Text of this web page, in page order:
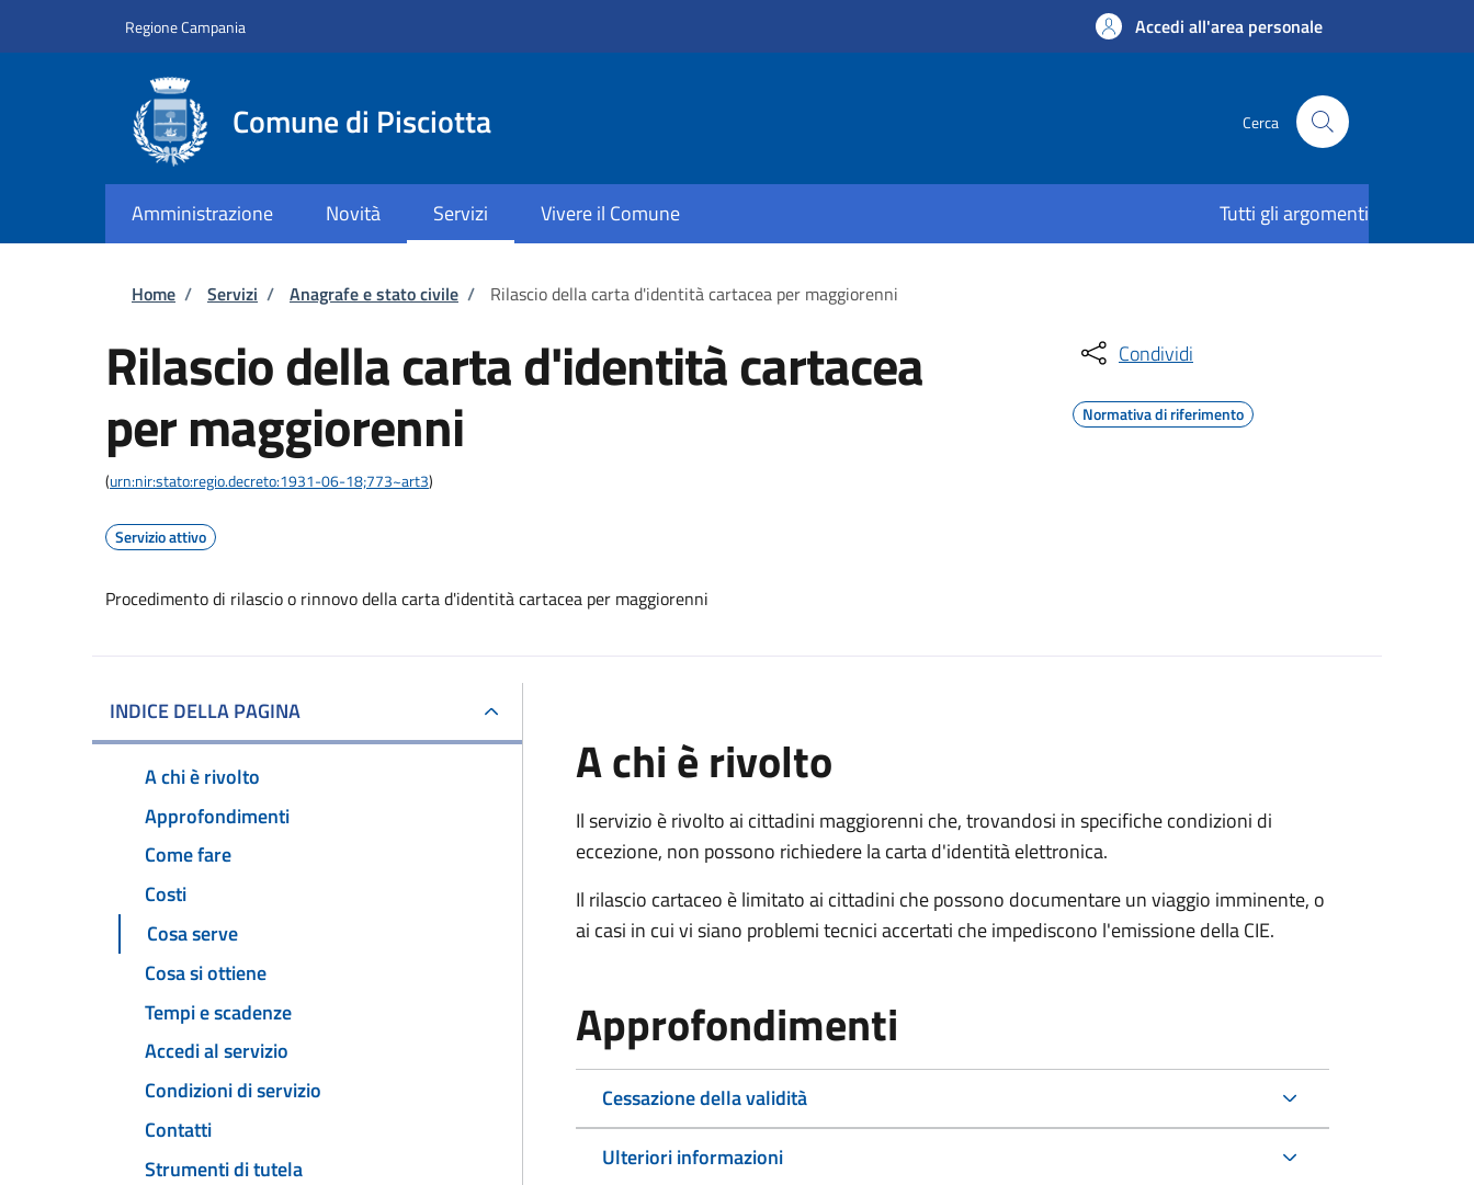
Regione Campania Accedi all'area personale
Comune di Pisciotta Cerca
Amministrazione Novità Servizi Vivere il Comune Tutti gli argomenti
Briciole di pane
Home / Servizi / Anagrafe e stato civile / Rilascio della carta d'identità cartacea per maggiorenni
Rilascio della carta d'identità cartacea
per maggiorenni
(urn:nir:stato:regio.decreto:1931-06-18;773~art3)
Servizio attivo
Procedimento di rilascio o rinnovo della carta d'identità cartacea per maggiorenni
Condividi
Normativa di riferimento
INDICE DELLA PAGINA
A chi è rivolto
Approfondimenti
Come fare
Costi
Cosa serve
Cosa si ottiene
Tempi e scadenze
Accedi al servizio
Condizioni di servizio
Contatti
Strumenti di tutela
A chi è rivolto
Il servizio è rivolto ai cittadini maggiorenni che, trovandosi in specifiche condizioni di
eccezione, non possono richiedere la carta d'identità elettronica.
Il rilascio cartaceo è limitato ai cittadini che possono documentare un viaggio imminente, o
ai casi in cui vi siano problemi tecnici accertati che impediscono l'emissione della CIE.
Approfondimenti
Cessazione della validità
Ulteriori informazioni